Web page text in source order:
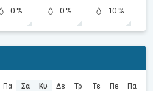
0 %
0 %
10 %
Πα Σα Κυ Δε Τρ Τε Πε Πα